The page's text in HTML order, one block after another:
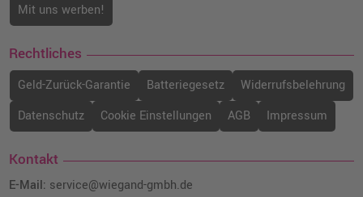
Mit uns werben!
Rechtliches
Geld-Zurück-Garantie Batteriegesetz
Widerrufsbelehrung
Datenschutz
Cookie Einstellungen AGB Impressum
Kontakt
E-Mail: service@wiegand-gmbh.de